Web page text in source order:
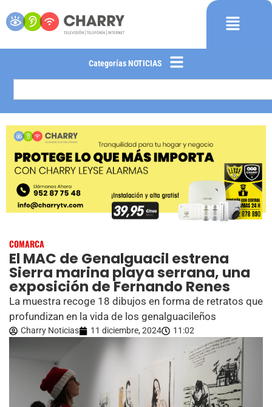
Categorías NOTICIAS
COMARCA
El MAC de Genalguacil estrena
Sierra marina playa serrana, una
exposición de Fernando Renes
La muestra recoge 18 dibujos en forma de retratos que
profundizan en la vida de los genalguacileños
Charry Noticias 11 diciembre, 2024 11:02